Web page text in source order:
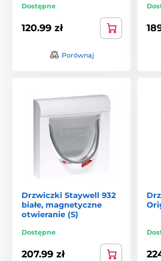
Dostępne
120.99 zł
Porównaj
Drzwiczki Staywell 932
białe, magnetyczne
otwieranie (S)
Dostępne
207.99 zł